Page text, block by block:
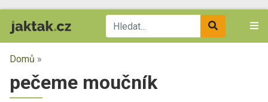
Domů »
pečeme moučník